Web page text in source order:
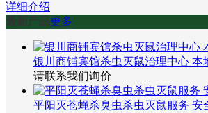
详细介绍
最新产品更多
银川商铺宾馆杀虫灭鼠治理中心 本
请联系我们询价
平阳灭苍蝇杀臭虫杀虫灭鼠服务 安